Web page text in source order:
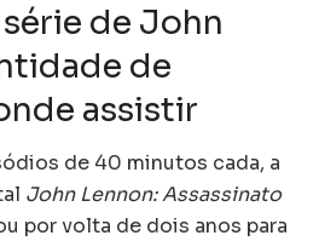
de John
de
assistir
de 40 minutos cada, a
John Lennon: Assassinato
por volta de dois anos para